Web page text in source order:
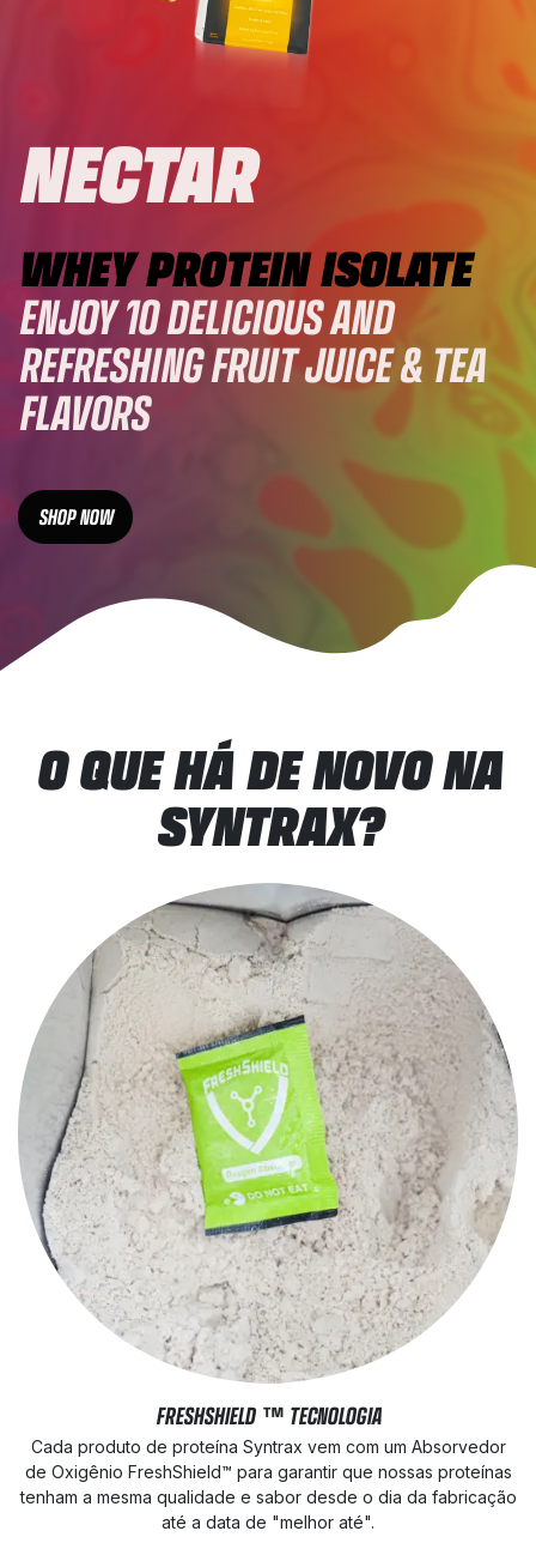
NECTAR
WHEY PROTEIN ISOLATE
ENJOY 10 DELICIOUS AND
REFRESHING FRUIT JUICE & TEA
FLAVORS
SHOP NOW
O QUE HÁ DE NOVO NA
SYNTRAX?
FRESHSHIELD ™ TECNOLOGIA
Cada produto de proteína Syntrax vem com um Absorvedor
de Oxigênio FreshShield™ para garantir que nossas proteínas
tenham a mesma qualidade e sabor desde o dia da fabricação
até a data de "melhor até".